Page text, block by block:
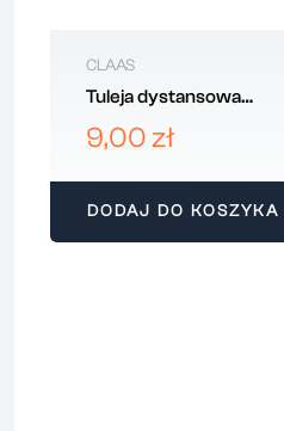
CLAAS
Tuleja dystansowa
USZCZELNIACZ
9,00 zł
DODAJ DO KOSZYKA